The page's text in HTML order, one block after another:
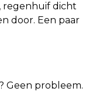
regenhuif dicht
door. Een paar
Geen probleem.